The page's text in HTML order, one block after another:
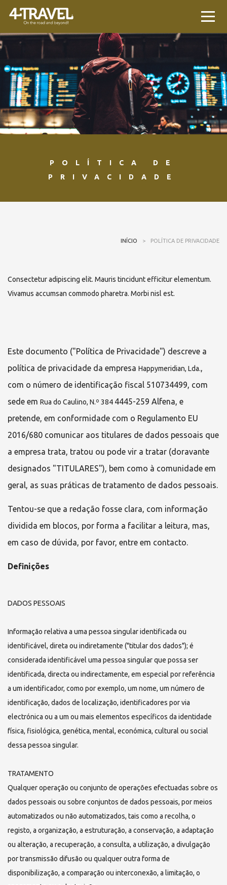
POLÍTICA DE
PRIVACIDADE
INÍCIO > POLÍTICA DE PRIVACIDADE
Consectetur adipiscing elit. Mauris tincidunt efficitur elementum.
Vivamus accumsan commodo pharetra. Morbi nisl est.
Este documento ("Política de Privacidade") descreve a
política de privacidade da empresa Happymeridian, Lda.,
com o número de identificação fiscal 510734499, com
sede em Rua do Caulino, N.º 384 4445-259 Alfena, e
pretende, em conformidade com o Regulamento EU
2016/680 comunicar aos titulares de dados pessoais que
a empresa trata, tratou ou pode vir a tratar (doravante
designados "TITULARES"), bem como à comunidade em
geral, as suas práticas de tratamento de dados pessoais.
Tentou-se que a redação fosse clara, com informação
dividida em blocos, por forma a facilitar a leitura, mas,
em caso de dúvida, por favor, entre em contacto.
Definições
DADOS PESSOAIS
Informação relativa a uma pessoa singular identificada ou
identificável, direta ou indiretamente ("titular dos dados"); é
considerada identificável uma pessoa singular que possa ser
identificada, directa ou indirectamente, em especial por referência
a um identificador, como por exemplo, um nome, um número de
identificação, dados de localização, identificadores por via
electrónica ou a um ou mais elementos específicos da identidade
física, fisiológica, genética, mental, económica, cultural ou social
dessa pessoa singular.
TRATAMENTO
Qualquer operação ou conjunto de operações efectuadas sobre os
dados pessoais ou sobre conjuntos de dados pessoais, por meios
automatizados ou não automatizados, tais como a recolha, o
registo, a organização, a estruturação, a conservação, a adaptação
ou alteração, a recuperação, a consulta, a utilização, a divulgação
por transmissão difusão ou qualquer outra forma de
disponibilização, a comparação ou interconexão, a limitação, o